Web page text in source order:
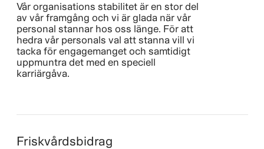
Vår organisations stabilitet är en stor del
av vår framgång och vi är glada när vår
personal stannar hos oss länge. För att
hedra vår personals val att stanna vill vi
tacka för engagemanget och samtidigt
uppmuntra det med en speciell
karriärgåva.
Friskvårdsbidrag